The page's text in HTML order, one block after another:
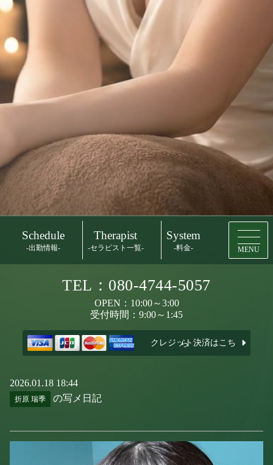
Schedule
-出勤情報-
Therapist
-セラピスト一覧-
System
-料金- MENU
TEL：080-4744-5057
OPEN：10:00～3:00
受付時間：9:00～1:45
クレジット決済はこちら
2026.01.18 18:44
折原 瑞季 の写メ日記